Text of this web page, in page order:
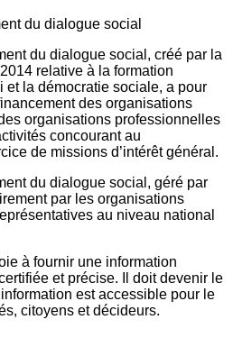
du dialogue social, créé par la
relative à la formation
et la démocratie sociale, a pour
des organisations
organisations professionnelles
concourant au
de missions d’intérêt général.
du dialogue social, géré par
par les organisations
au niveau national
à fournir une information
et précise. Il doit devenir le
est accessible pour le
citoyens et décideurs.